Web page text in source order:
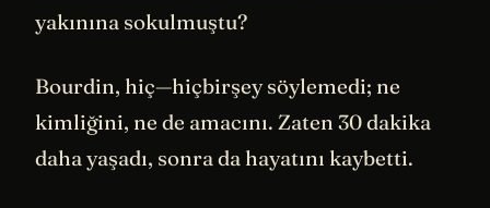
yakınına sokulmuştu?
Bourdin, hiç—hiçbirşey söylemedi; ne
kimliğini, ne de amacını. Zaten 30 dakika
daha yaşadı, sonra da hayatını kaybetti.